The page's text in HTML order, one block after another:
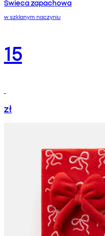
Świeca zapachowa
w szklanym naczyniu
15
zł